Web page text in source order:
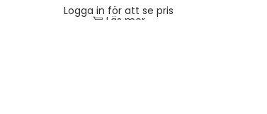
Logga in för att se pris
Läs mer